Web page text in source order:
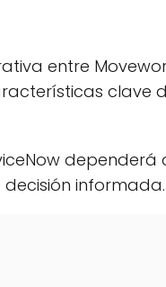
entre
informada.